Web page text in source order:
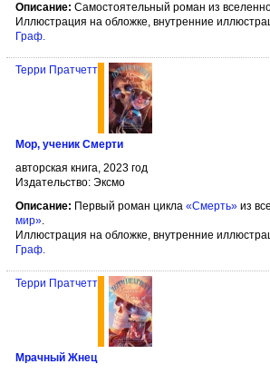
Описание: Самостоятельный роман из
Иллюстрация на обложке, внутренние
Граф.
Терри Пратчетт
Мор, ученик Смерти
авторская книга, 2023 год
Издательство: Эксмо
Описание: Первый роман цикла «Смерть» из
мир»
Иллюстрация на обложке, внутренние
Граф
Терри Пратчетт
Мрачный Жнец